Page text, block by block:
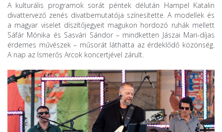
A kulturális programok sorát péntek délután Hampel Katalin
divattervező zenés divatbemutatója színesítette. A modellek és
a magyar viselet díszítőjegyeit magukon hordozó ruhák mellett
Sáfár Mónika és Sasvári Sándor – mindketten Jászai Mari-díjas
érdemes művészek – műsorát láthatta az érdeklődő közönség.
A nap az Ismerős Arcok koncertjével zárult.